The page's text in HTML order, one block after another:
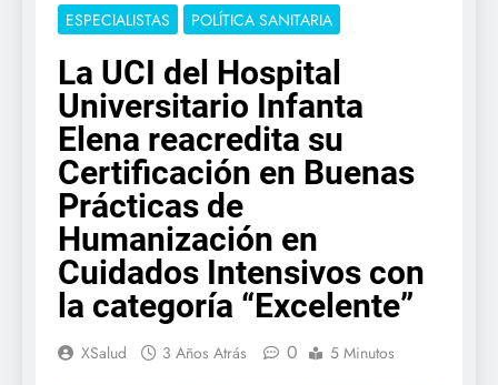
ESPECIALISTAS POLÍTICA SANITARIA
La UCI del Hospital
Universitario Infanta
Elena reacredita su
Certificación en Buenas
Prácticas de
Humanización en
Cuidados Intensivos con
la categoría “Excelente”
XSalud 3 Años Atrás 0 5 Minutos